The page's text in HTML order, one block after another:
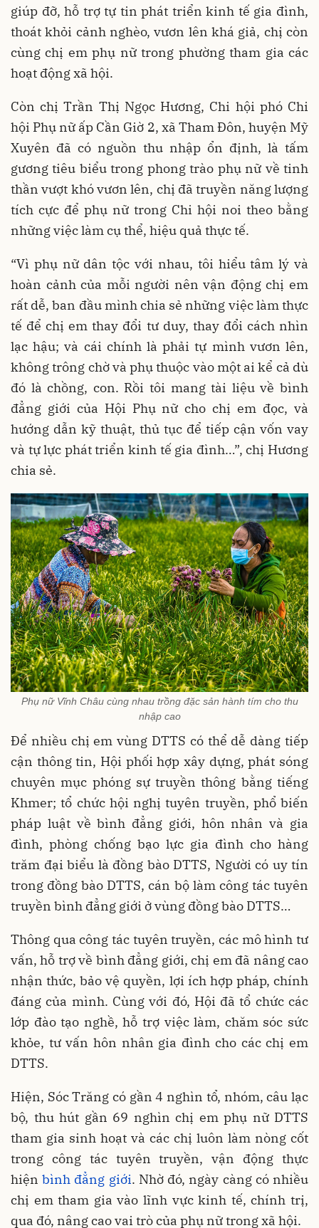
giúp đỡ, hỗ trợ tự tin phát triển kinh tế gia đình,
thoát khỏi cảnh nghèo, vươn lên khá giả, chị còn
cùng chị em phụ nữ trong phường tham gia các
hoạt động xã hội.
Còn chị Trần Thị Ngọc Hương, Chi hội phó Chi
hội Phụ nữ ấp Cần Giờ 2, xã Tham Đôn, huyện Mỹ
Xuyên đã có nguồn thu nhập ổn định, là tấm
gương tiêu biểu trong phong trào phụ nữ về tinh
thần vượt khó vươn lên, chị đã truyền năng lượng
tích cực để phụ nữ trong Chi hội noi theo bằng
những việc làm cụ thể, hiệu quả thực tế.
“Vì phụ nữ dân tộc với nhau, tôi hiểu tâm lý và
hoàn cảnh của mỗi người nên vận động chị em
rất dễ, ban đầu mình chia sẻ những việc làm thực
tế để chị em thay đổi tư duy, thay đổi cách nhìn
lạc hậu; và cái chính là phải tự mình vươn lên,
không trông chờ và phụ thuộc vào một ai kể cả dù
đó là chồng, con. Rồi tôi mang tài liệu về bình
đẳng giới của Hội Phụ nữ cho chị em đọc, và
hướng dẫn kỹ thuật, thủ tục để tiếp cận vốn vay
và tự lực phát triển kinh tế gia đình…”, chị Hương
chia sẻ.
Phụ nữ Vĩnh Châu cùng nhau trồng đặc sản hành tím cho thu
nhập cao
Để nhiều chị em vùng DTTS có thể dễ dàng tiếp
cận thông tin, Hội phối hợp xây dựng, phát sóng
chuyên mục phóng sự truyền thông bằng tiếng
Khmer; tổ chức hội nghị tuyên truyền, phổ biến
pháp luật về bình đẳng giới, hôn nhân và gia
đình, phòng chống bạo lực gia đình cho hàng
trăm đại biểu là đồng bào DTTS, Người có uy tín
trong đồng bào DTTS, cán bộ làm công tác tuyên
truyền bình đẳng giới ở vùng đồng bào DTTS…
Thông qua công tác tuyên truyền, các mô hình tư
vấn, hỗ trợ về bình đẳng giới, chị em đã nâng cao
nhận thức, bảo vệ quyền, lợi ích hợp pháp, chính
đáng của mình. Cùng với đó, Hội đã tổ chức các
lớp đào tạo nghề, hỗ trợ việc làm, chăm sóc sức
khỏe, tư vấn hôn nhân gia đình cho các chị em
DTTS.
Hiện, Sóc Trăng có gần 4 nghìn tổ, nhóm, câu lạc
bộ, thu hút gần 69 nghìn chị em phụ nữ DTTS
tham gia sinh hoạt và các chị luôn làm nòng cốt
trong công tác tuyên truyền, vận động thực
hiệnbình đẳng giới. Nhờ đó, ngày càng có nhiều
chị em tham gia vào lĩnh vực kinh tế, chính trị,
qua đó, nâng cao vai trò của phụ nữ trong xã hội.